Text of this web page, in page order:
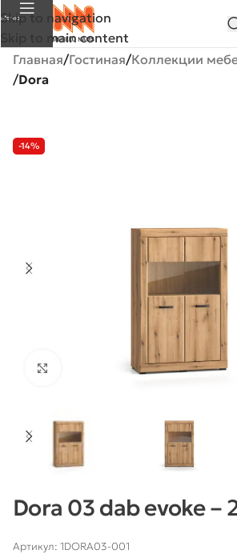
Skip to navigation
Skip to main content
Меню
Главная Гостиная Коллекции
Dora
-14%
Нажмите, чтобы увеличить
Dora 03 dab evoke –
Артикул: 1DORA03-001